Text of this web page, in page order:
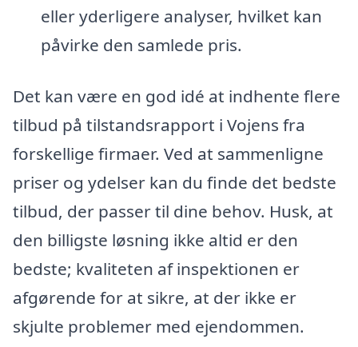
eller yderligere analyser, hvilket kan
påvirke den samlede pris.
Det kan være en god idé at indhente flere
tilbud på tilstandsrapport i Vojens fra
forskellige firmaer. Ved at sammenligne
priser og ydelser kan du finde det bedste
tilbud, der passer til dine behov. Husk, at
den billigste løsning ikke altid er den
bedste; kvaliteten af inspektionen er
afgørende for at sikre, at der ikke er
skjulte problemer med ejendommen.